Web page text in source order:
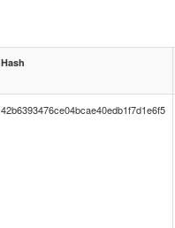
Hash
42b6393476ce04bcae40edb1f7d1e6f5